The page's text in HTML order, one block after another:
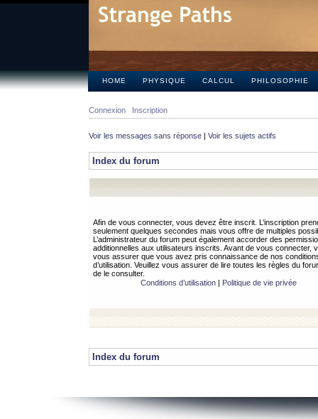
HOME PHYSIQUE CALCUL PHILOSOPHIE
Connexion Inscription
Voir les messages sans réponse | Voir les sujets actifs
Index du forum
Afin de vous connecter, vous devez être inscrit. L’inscription
seulement quelques secondes mais vous offre de multiples
L’administrateur du forum peut également accorder des
additionnelles aux utilisateurs inscrits. Avant de vous connecter,
vous assurer que vous avez pris connaissance de nos
d’utilisation. Veuillez vous assurer de lire toutes les règles du
de le consulter.
Conditions d’utilisation| Politique de vie privée
Index du forum